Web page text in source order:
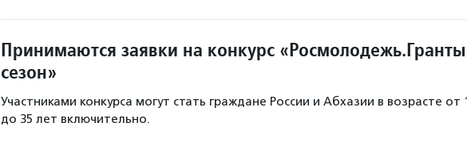
Принимаются заявки на конкурс
сезон»
Участниками конкурса могут стать граждане России и Абхазии в возрасте от
до 35 лет включительно.